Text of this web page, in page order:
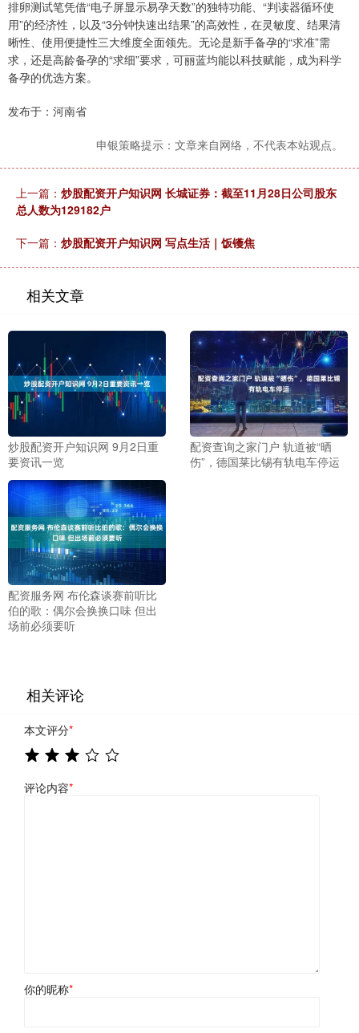
排卵测试笔凭借“电子屏显示易孕天数”的独特功能、“判读器循环使
用”的经济性，以及“3分钟快速出结果”的高效性，在灵敏度、结果清
晰性、使用便捷性三大维度全面领先。无论是新手备孕的“求准”需
求，还是高龄备孕的“求细”要求，可丽蓝均能以科技赋能，成为科学
备孕的优选方案。
发布于：河南省
申银策略提示：文章来自网络，不代表本站观点。
上一篇： 炒股配资开户知识网 长城证券：截至11月28日公司股东
总人数为129182户
下一篇： 炒股配资开户知识网 写点生活｜饭镬焦
相关文章
炒股配资开户知识网 9月2日重
要资讯一览
配资查询之家门户 轨道被“晒
伤”，德国莱比锡有轨电车停运
配资服务网 布伦森谈赛前听比
伯的歌：偶尔会换换口味 但出
场前必须要听
相关评论
本文评分*
评论内容*
你的昵称*